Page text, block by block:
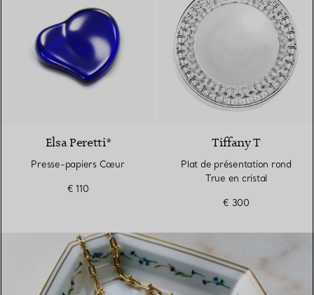
Elsa Peretti®
Presse-papiers Cœur
€ 110
Tiffany T
Plat de présentation rond
True en cristal
€ 300